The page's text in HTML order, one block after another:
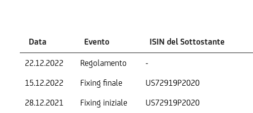
Data Evento ISIN del Sottostante
22.12.2022 Regolamento -
15.12.2022
Fixing finale US72919P2020
28.12.2021
Fixing iniziale US72919P2020